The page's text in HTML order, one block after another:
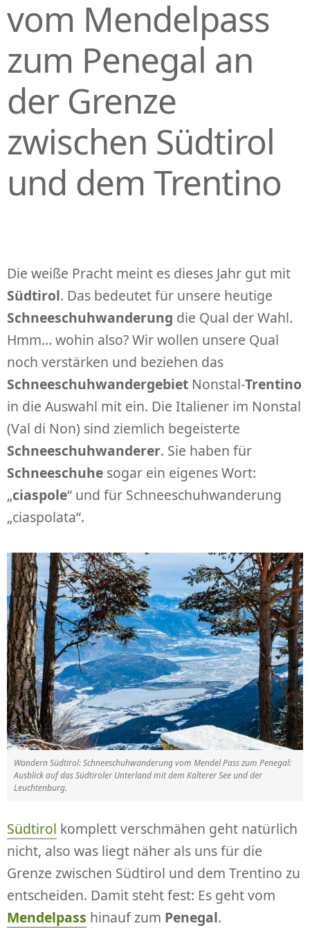
vom Mendelpass
zum Penegal an
der Grenze
zwischen Südtirol
und dem Trentino
Die weiße Pracht meint es dieses Jahr gut mit
Südtirol. Das bedeutet für unsere heutige
Schneeschuhwanderung die Qual der Wahl.
Hmm… wohin also? Wir wollen unsere Qual
noch verstärken und beziehen das
Schneeschuhwandergebiet Nonstal-Trentino
in die Auswahl mit ein. Die Italiener im Nonstal
(Val di Non) sind ziemlich begeisterte
Schneeschuhwanderer. Sie haben für
Schneeschuhe sogar ein eigenes Wort:
„ciaspole“ und für Schneeschuhwanderung
„ciaspolata“.
Wandern Südtirol: Schneeschuhwanderung vom Mendel Pass zum Penegal:
Ausblick auf das Südtiroler Unterland mit dem Kalterer See und der
Leuchtenburg.
Südtirol komplett verschmähen geht natürlich
nicht, also was liegt näher als uns für die
Grenze zwischen Südtirol und dem Trentino zu
entscheiden. Damit steht fest: Es geht vom
Mendelpass hinauf zum Penegal.